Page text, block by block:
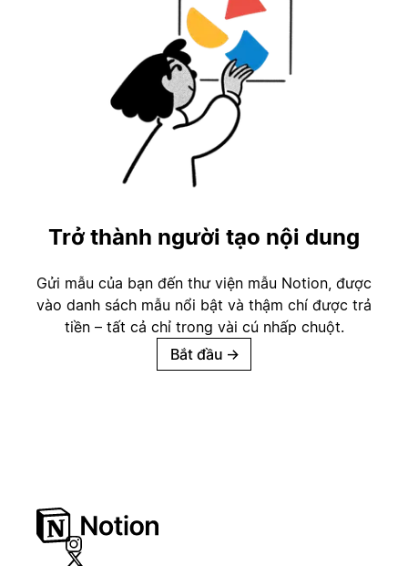
Trở thành người tạo nội dung
Gửi mẫu của bạn đến thư viện mẫu Notion, được
vào danh sách mẫu nổi bật và thậm chí được trả
tiền – tất cả chỉ trong vài cú nhấp chuột.
Bắt đầu →